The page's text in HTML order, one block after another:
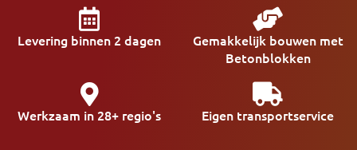
Levering binnen 2 dagen
Gemakkelijk bouwen met
Betonblokken
Werkzaam in 28+ regio's Eigen transportservice